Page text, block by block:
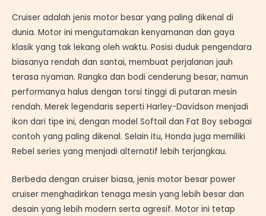
Cruiser adalah jenis motor besar yang paling dikenal di
dunia. Motor ini mengutamakan kenyamanan dan gaya
klasik yang tak lekang oleh waktu. Posisi duduk pengendara
biasanya rendah dan santai, membuat perjalanan jauh
terasa nyaman. Rangka dan bodi cenderung besar, namun
performanya halus dengan torsi tinggi di putaran mesin
rendah. Merek legendaris seperti Harley-Davidson menjadi
ikon dari tipe ini, dengan model Softail dan Fat Boy sebagai
contoh yang paling dikenal. Selain itu, Honda juga memiliki
Rebel series yang menjadi alternatif lebih terjangkau.
Berbeda dengan cruiser biasa, jenis motor besar power
cruiser menghadirkan tenaga mesin yang lebih besar dan
desain yang lebih modern serta agresif. Motor ini tetap